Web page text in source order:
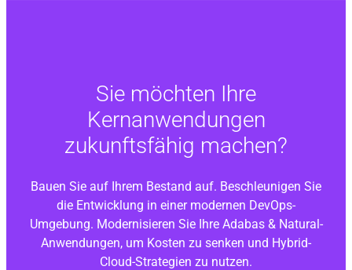
Sie möchten Ihre
Kernanwendungen
zukunftsfähig machen?
Bauen Sie auf Ihrem Bestand auf. Beschleunigen Sie
die Entwicklung in einer modernen DevOps-
Umgebung. Modernisieren Sie Ihre Adabas & Natural-
Anwendungen, um Kosten zu senken und Hybrid-
Cloud-Strategien zu nutzen.